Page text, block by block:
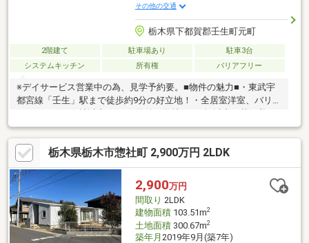
その他の交通
栃木県下都賀郡壬生町元町
2階建て 駐車場あり
駐車3台
システムキッチン
所有権 バリアフリー
※デイサービス営業中の為、見学予約要。■物件の魅力■・東武宇
都宮線「壬生」駅まで徒歩約9分の好立地！・全居室洋室、バリア
た環境をお求めの方へ、広い畑もあるので家庭菜園やDIY好きにも
良いのどかな環境です♪○充実の周辺環境○・ヤオハン壬生店まで
徒歩約10分(約730ｍ)・ローソン壬生駅東店まで徒歩約8分(約
620m)◆リフォーム・住宅ローン相談実施中◆「リフォームして
から住みたい！」「家を購入したいけどローンは組める？」など
住宅ローンの不安な点や疑問について安心して住宅購入できるよ
う最後までサポートいたします！お気軽にご相談ください♪
栃木県栃木市惣社町 2,900万円 2LDK
2,900万円
間取り 2LDK
建物面積103.51m2
土地面積300.67m2
築年月 2019年9月(築7年)